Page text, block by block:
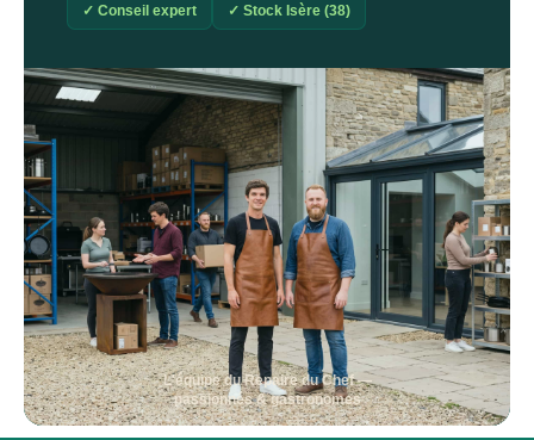
✓ Conseil expert ✓ Stock Isère (38)
L'équipe du Repaire du Chef —
passionnés & gastronomes